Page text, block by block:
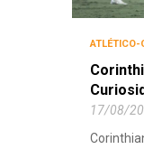
ATLÉTICO-
17/08/